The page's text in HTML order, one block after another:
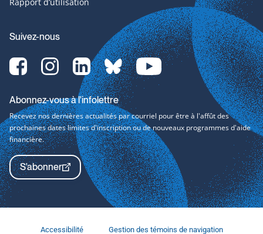
Suivez-nous
Facebook-
svg
Instagram-
svg
LinkedIn-
svg
bluesky-
svg
YouTube-
svg
Abonnez-vous à l'infolettre
Recevez nos dernières actualités par courriel pour être à l'affût des
prochaines dates limites d'inscription ou de nouveaux programmes d'aide
financière.
S'abonner
Accessibilité Gestion des témoins de navigation